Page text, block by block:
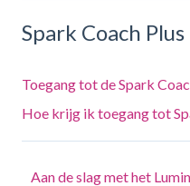
Spark Coach Plus
Toegang tot de Spark
Hoe krijg ik toegang tot
Aan de slag met het